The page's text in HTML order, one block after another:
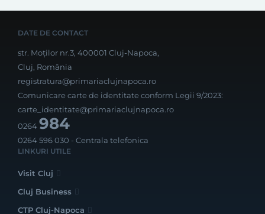
DATE DE CONTACT
str. Moților nr.3, 400001 Cluj-Napoca,
Cluj, România
registratura@primariaclujnapoca.ro
Comunicare carte de identitate conform Legii 9/2023:
carte_identitate@primariaclujnapoca.ro
0264984
0264 596 030 - Centrala telefonica
LINKURI UTILE
Visit Cluj
Cluj Business
CTP Cluj-Napoca